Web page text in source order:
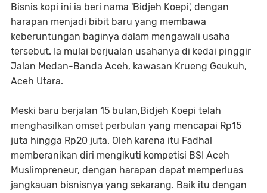
Bisnis kopi ini ia beri nama 'Bidjeh Koepi', dengan
harapan menjadi bibit baru yang membawa
keberuntungan baginya dalam mengawali usaha
tersebut. Ia mulai berjualan usahanya di kedai pinggir
Jalan Medan-Banda Aceh, kawasan Krueng Geukuh,
Aceh Utara.
Meski baru berjalan 15 bulan,Bidjeh Koepi telah
menghasilkan omset perbulan yang mencapai Rp15
juta hingga Rp20 juta. Oleh karena itu Fadhal
memberanikan diri mengikuti kompetisi BSI Aceh
Muslimpreneur, dengan harapan dapat memperluas
jangkauan bisnisnya yang sekarang. Baik itu dengan